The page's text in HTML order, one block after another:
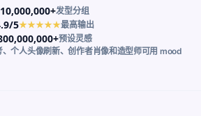
10,000,000+发型分组
5★★★★★最高输出
预设灵感
个人头像刷新、创作者肖像和造型师可用 mood